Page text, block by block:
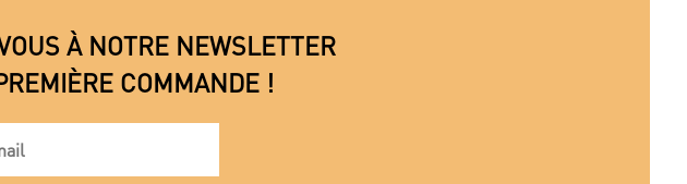
À NOTRE NEWSLETTER
COMMANDE !